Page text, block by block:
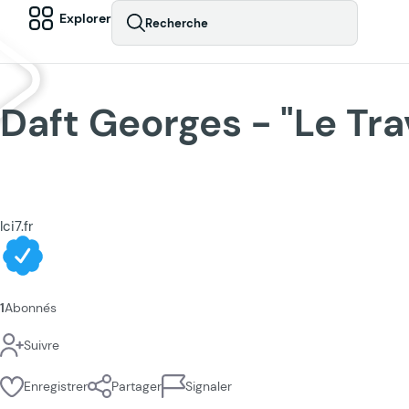
Explorer Recherche
Daft Georges - "Le
Ici7.fr
1Abonnés
Suivre
Enregistrer Partager Signaler